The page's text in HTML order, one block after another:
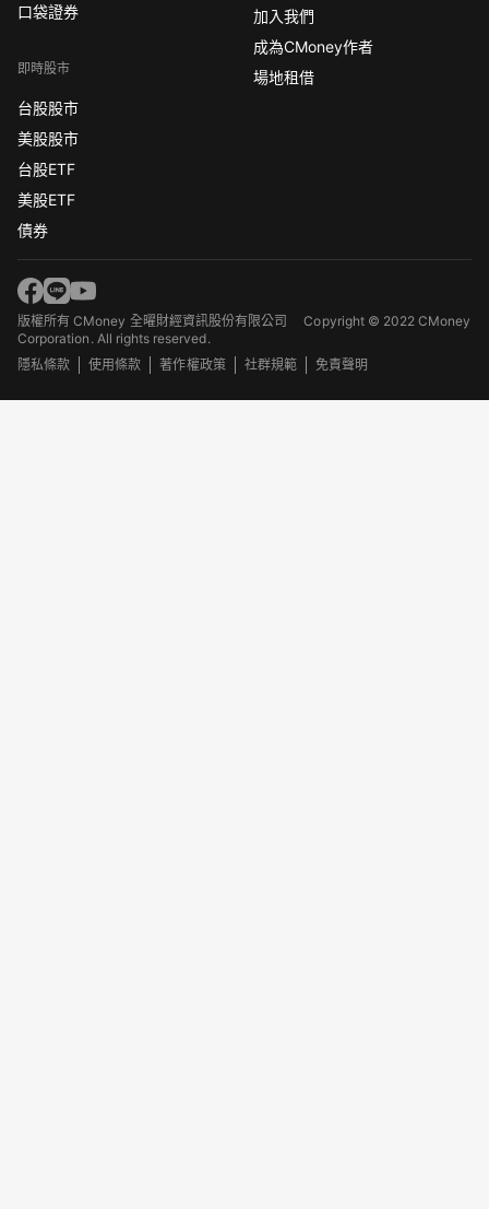
口袋證券
即時股市
台股股市
美股股市
台股ETF
美股ETF
債券
加入我們
成為CMoney作者
場地租借
版權所有 CMoney 全曜財經資訊股份有限公司Copyright © 2022 CMoney
Corporation. All rights reserved.
隱私條款
使用條款 著作權政策 社群規範 免責聲明